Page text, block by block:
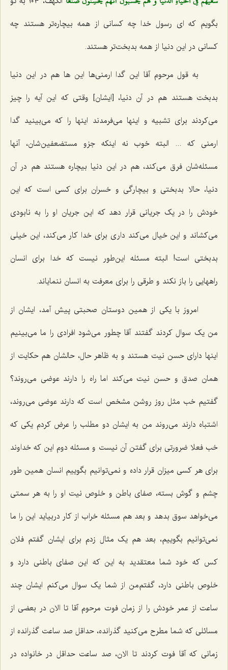
بگویم که ای رسول خدا چه کسانی از همه بیچاره‌تر هستند چه
کسانی در این دنیا از همه بدبخت‌تر هستند.
به قول مرحوم آقا این گدا ارمنی‌ها این ها هم در این دنیا
بدبخت هستند هم در آن دنیا، [ایشان‌] وقتی که این آیه را چیز
می‌کردند برای تشبیه و اینها می‌فرمدند اینها را که می‌بینید گدا
ارمنی که ... البته خوب نه اینکه جزو مستضعفین‌شان، آنها
مسئله‌شان فرق می‌کند، هم در این دنیا بیچاره هستند هم در آن
دنیا، حالا بدبختی و بیچارگی و خسران برای کسی است که این
خودش را در یک جریانی قرار دهد که این جریان او را به نابودی
می‌کشاند و این خیال می‌کند داری برای خدا کار می‌کند، این خیلی
بدبختی است! البته مسئله این‌طور نیست که خدا برای انسان
راههایی را باز نکند و طرقی را برای معرفت به انسان ننمایاند.
امروز با یکی از همین دوستان صحبتی پیش آمد، ایشان از
من یک سوال کردند گفتند آقا چطور می‌شود افرادی را ما می‌بینیم
اینها دارای حسن نیت هستند و به ظاهر حال، حالشان هم حکایت از
همان صدق و حسن نیت می‌کند اما راه را دارند عوضی می‌روند؟
گفتیم خب مثل روز روشن مشخص است که دارند عوضی می‌روند،
اشتباه دارند می‌روند من به ایشان دو مطلب را عرض کردم یکی که
خب فعلا ضرورتی برای گفتن آن نیست و مسئله دوم این که خداوند
برای هر کسی میزان قرار داده و نمی‌توانیم بگوییم انسان همین طور
چشم و گوش بسته، صفای باطن و خلوص نیت او را به هر سمتی
می‌خواهد سوق بدهد و بعد هم مسئله خراب از کار دربیاید این را ما
نمی‌توانیم بگوییم، بعد هم یک مثال زدم برای ایشان گفتم فلان
کس که خود شما معتقدید به این که این صفای باطنی دارد و
خلوص باطنی دارد، گفتم‌من از شما یک سوال می‌کنم ایشان چند
ساعت از عمر خودش را از زمان فوت مرحوم آقا تا الان در بعضی از
مسائلی که شما مطرح می‌کنید گذرانده، حداقل صد ساعت گذرانده از
زمانی که آقا فوت کردند تا الان، صد ساعت حداقل در خانواده در